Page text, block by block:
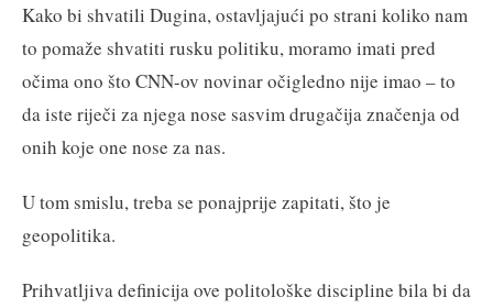
Kako bi shvatili Dugina, ostavljajući po strani koliko nam
to pomaže shvatiti rusku politiku, moramo imati pred
očima ono što CNN-ov novinar očigledno nije imao – to
da iste riječi za njega nose sasvim drugačija značenja od
onih koje one nose za nas.
U tom smislu, treba se ponajprije zapitati, što je
geopolitika.
Prihvatljiva definicija ove politološke discipline bila bi da